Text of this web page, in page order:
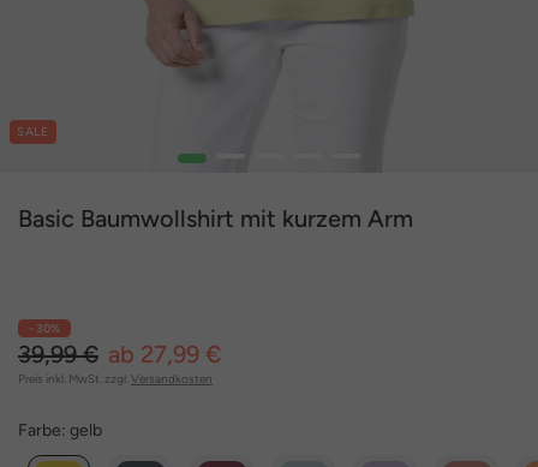
SALE
1
Basic Baumwollshirt mit kurzem Arm
- 30%
39,99 € ab 27,99 €
Preis inkl. MwSt. zzgl. Versandkosten
Farbe: gelb